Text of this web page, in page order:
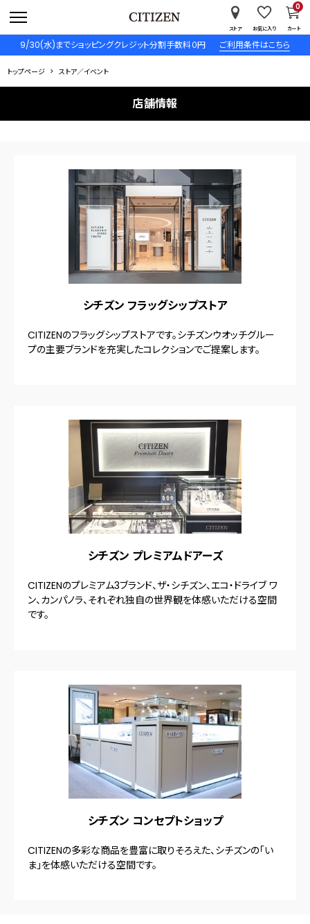
9/30(水)までショッピングクレジット分割手数料０円 ご利用条件はこちら
ストア お気に入り カート
0
トップページ ストア／イベント
店舗情報
シチズン フラッグシップストア
CITIZENのフラッグシップストアです。シチズンウオッチグルー
プの主要ブランドを充実したコレクションでご提案します。
シチズン プレミアムドアーズ
CITIZENのプレミアム3ブランド、ザ・シチズン、エコ・ドライブ ワ
ン、カンパノラ、それぞれ独自の世界観を体感いただける空間
です。
シチズン コンセプトショップ
CITIZENの多彩な商品を豊富に取りそろえた、シチズンの「い
ま」を体感いただける空間です。